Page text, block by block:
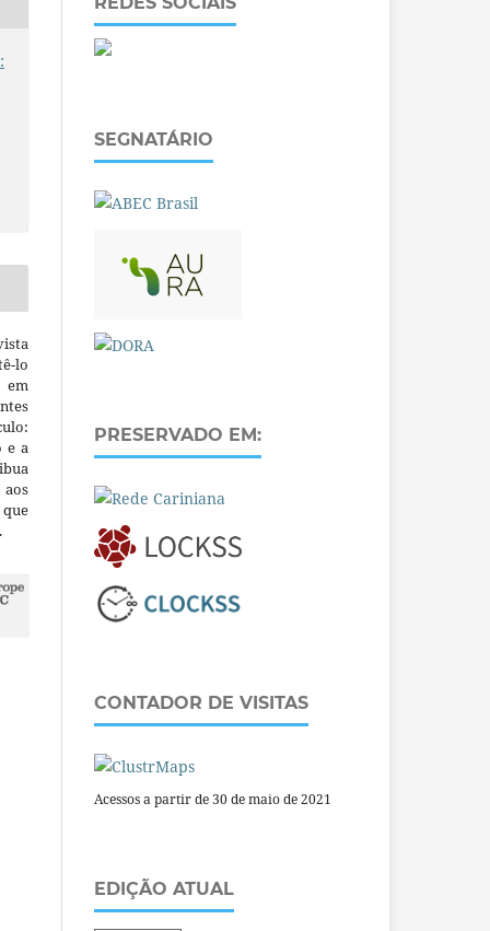
lo
em
e a
SEGNATÁRIO
PRESERVADO EM:
CONTADOR DE VISITAS
Acessos a partir de 30 de maio de 2021
EDIÇÃO ATUAL